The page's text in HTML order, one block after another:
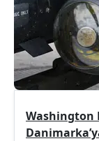
Washington